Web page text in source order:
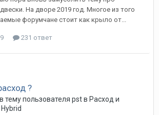
На дворе 2019 год. Многое из того
форумчане стоит как крыло от...
231 ответ
?
тему пользователя pstв Расход и